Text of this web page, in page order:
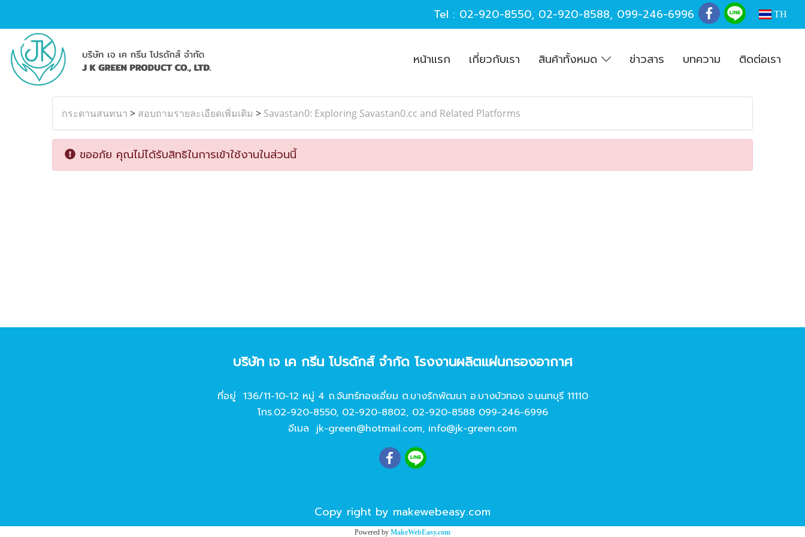
Tel : 02-920-8550, 02-920-8588, 099-246-6996 TH
หน้าแรก เกี่ยวกับเรา สินค้าทั้งหมด ข่าวสาร บทความ ติดต่อเรา
กระดานสนทนา > สอบถามรายละเอียดเพิ่มเติม > Savastan0: Exploring Savastan0.cc and Related Platforms
ขออภัย คุณไม่ได้รับสิทธิในการเข้าใช้งานในส่วนนี้
บริษัท เจ เค กรีน โปรดักส์ จํากัด โรงงานผลิตแผ่นกรองอากาศ
ที่อยู่ 136/11-10-12 หมู่ 4 ถ.จันทร์ทองเอี่ยม ต.บางรักพัฒนา อ.บางบัวทอง จ.นนทบุรี 11110
โทร.02-920-8550, 02-920-8802, 02-920-8588 099-246-6996
อีเมล jk-green@hotmail.com, info@jk-green.com
Copy right by makewebeasy.com
Powered by MakeWebEasy.com